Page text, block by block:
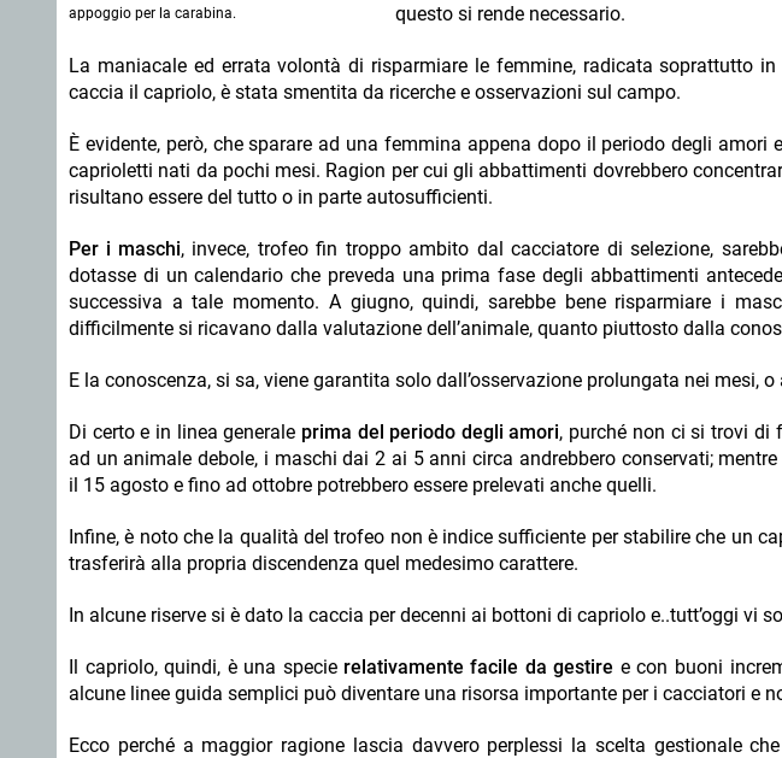
appoggio per la carabina.
questo si rende necessario.
La maniacale ed errata volontà di risparmiare le femmine, radicata soprattutto
caccia il capriolo, è stata smentita da ricerche e osservazioni sul campo.
È evidente, però, che sparare ad una femmina appena dopo il periodo degli
caprioletti nati da pochi mesi. Ragion per cui gli abbattimenti dovrebbero
risultano essere del tutto o in parte autosufficienti.
Per i maschi, invece, trofeo fin troppo ambito dal cacciatore di selezione,
dotasse di un calendario che preveda una prima fase degli abbattimenti
successiva a tale momento. A giugno, quindi, sarebbe bene risparmiare i
difficilmente si ricavano dalla valutazione dell’animale, quanto piuttosto dalla
E la conoscenza, si sa, viene garantita solo dall’osservazione prolungata nei mesi,
Di certo e in linea generale prima del periodo degli amori, purché non ci si trovi di
ad un animale debole, i maschi dai 2 ai 5 anni circa andrebbero conservati;
il 15 agosto e fino ad ottobre potrebbero essere prelevati anche quelli.
Infine, è noto che la qualità del trofeo non è indice sufficiente per stabilire che un
trasferirà alla propria discendenza quel medesimo carattere.
In alcune riserve si è dato la caccia per decenni ai bottoni di capriolo e..tutt’oggi vi
Il capriolo, quindi, è una specie relativamente facile da gestire e con buoni
alcune linee guida semplici può diventare una risorsa importante per i cacciatori e
Ecco perché a maggior ragione lascia davvero perplessi la scelta gestionale